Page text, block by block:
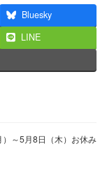
Bluesky
LINE
）～5月8日（木）お休み